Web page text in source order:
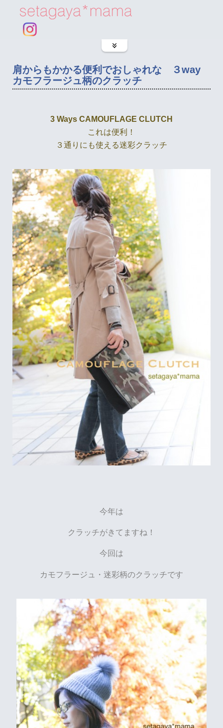
肩からもかかる便利でおしゃれな ３way
カモフラージュ柄のクラッチ
3 Ways CAMOUFLAGE CLUTCH
これは便利！
３通りにも使える迷彩クラッチ
今年は
クラッチがきてますね！
今回は
カモフラージュ・迷彩柄のクラッチです